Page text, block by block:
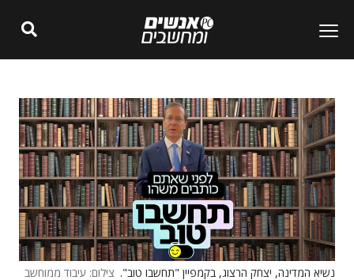
נשיא המדינה, יצחק הרצוג, בקמפיין "תחשבו טוב". צילום: עיבוד ממוחשב